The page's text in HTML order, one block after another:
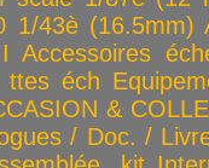
1/43è (16.5mm)
Accessoires
ttes éch
&
/ Doc. /